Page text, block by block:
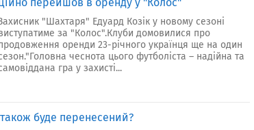
"Шахтаря" Едуард Козік у новому сезоні
за "Колос".Клуби домовилися про
оренди 23-річного українця ще на один
чеснота цього футболіста – надійна та
гра у захисті...
буде перенесений?